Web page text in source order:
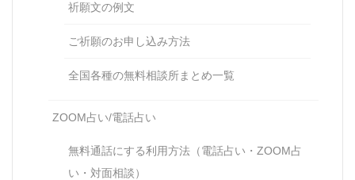
祈願文の例文
ご祈願のお申し込み方法
全国各種の無料相談所まとめ一覧
ZOOM占い/電話占い
無料通話にする利用方法（電話占い・ZOOM占
い・対面相談）